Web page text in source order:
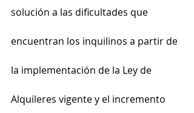
solución a las dificultades que
encuentran los inquilinos a partir de
la implementación de la Ley de
Alquileres vigente y el incremento